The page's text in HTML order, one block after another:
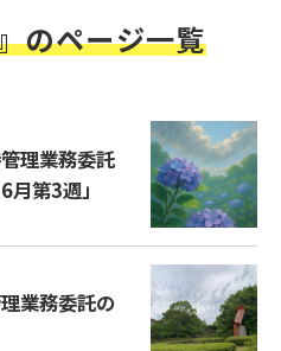
のページ一覧
理業務委託
第3週」
業務委託の